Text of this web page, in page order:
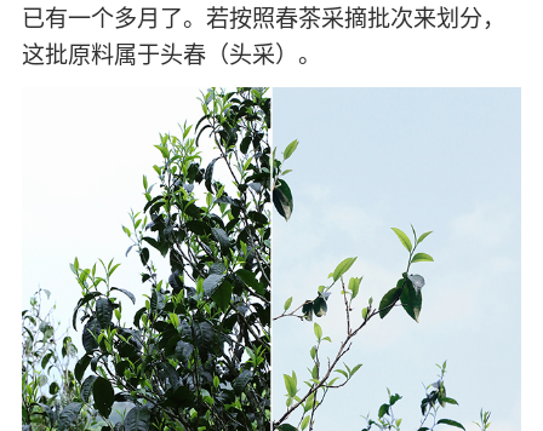
已有一个多月了。若按照春茶采摘批次来划分，
这批原料属于头春（头采）。